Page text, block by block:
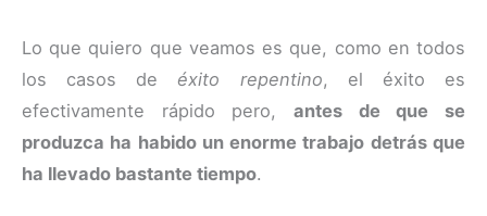
Lo que quiero que veamos es que, como en todos
los casos de éxito repentino, el éxito es
efectivamente rápido pero, antes de que se
produzca ha habido un enorme trabajo detrás que
ha llevado bastante tiempo.